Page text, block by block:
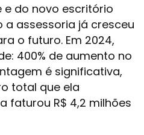
e do novo escritório
assessoria já cresceu
o futuro. Em 2024,
400% de aumento no
é significativa,
total que ela
faturou R$ 4,2 milhões